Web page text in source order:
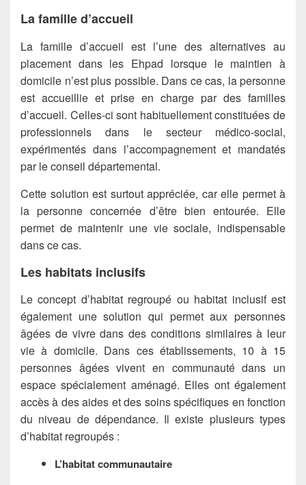
La famille d’accueil
La famille d’accueil est l’une des alternatives au
placement dans les Ehpad lorsque le maintien à
domicile n’est plus possible. Dans ce cas, la personne
est accueillie et prise en charge par des familles
d’accueil. Celles-ci sont habituellement constituées de
professionnels dans le secteur médico-social,
expérimentés dans l’accompagnement et mandatés
par le conseil départemental.
Cette solution est surtout appréciée, car elle permet à
la personne concernée d’être bien entourée. Elle
permet de maintenir une vie sociale, indispensable
dans ce cas.
Les habitats inclusifs
Le concept d’habitat regroupé ou habitat inclusif est
également une solution qui permet aux personnes
âgées de vivre dans des conditions similaires à leur
vie à domicile. Dans ces établissements, 10 à 15
personnes âgées vivent en communauté dans un
espace spécialement aménagé. Elles ont également
accès à des aides et des soins spécifiques en fonction
du niveau de dépendance. Il existe plusieurs types
d’habitat regroupés :
L’habitat communautaire